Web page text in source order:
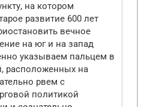
на котором
развитие 600 лет
вечное
на юг и на запад
указываем пальцем в
расположенных на
рвем с
политикой